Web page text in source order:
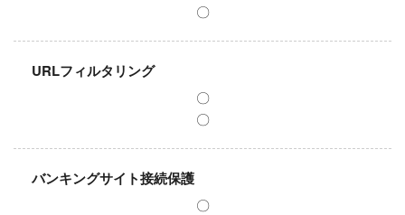
〇
URLフィルタリング
〇
〇
バンキングサイト接続保護
〇